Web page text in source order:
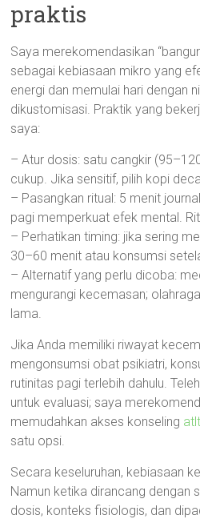
praktis
Saya merekomendasikan
sebagai kebiasaan mikro yang
energi dan memulai hari dengan
dikustomisasi. Praktik yang
saya:
– Atur dosis: satu cangkir
cukup. Jika sensitif, pilih kopi
– Pasangkan ritual: 5 menit
pagi memperkuat efek mental.
– Perhatikan timing: jika sering
30–60 menit atau konsumsi
– Alternatif yang perlu dicoba:
mengurangi kecemasan;
lama.
Jika Anda memiliki riwayat
mengonsumsi obat psikiatri,
rutinitas pagi terlebih dahulu.
untuk evaluasi; saya
memudahkan akses konseling
satu opsi.
Secara keseluruhan, kebiasaan
Namun ketika dirancang dengan
dosis, konteks fisiologis, dan